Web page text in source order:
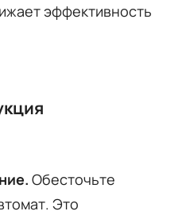
эффективность
Обесточьте
Это